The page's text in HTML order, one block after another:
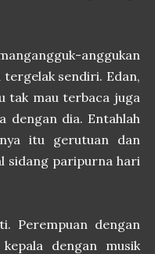
anggukan
tergelak sendiri. Edan,
tak mau terbaca juga
dengan dia. Entahlah
itu gerutuan dan
sidang paripurna hari
Perempuan dengan
dengan musik